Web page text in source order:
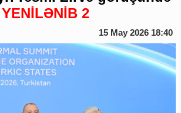
YENİLƏNİB 2
15 May 2026 18:40